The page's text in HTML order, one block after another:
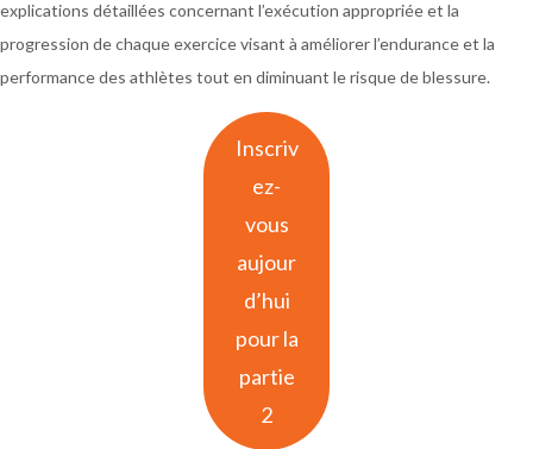
explications détaillées concernant l’exécution appropriée et la
progression de chaque exercice visant à améliorer l’endurance et la
performance des athlètes tout en diminuant le risque de blessure.
Inscriv
ez-
vous
aujour
d’hui
pour la
partie
2